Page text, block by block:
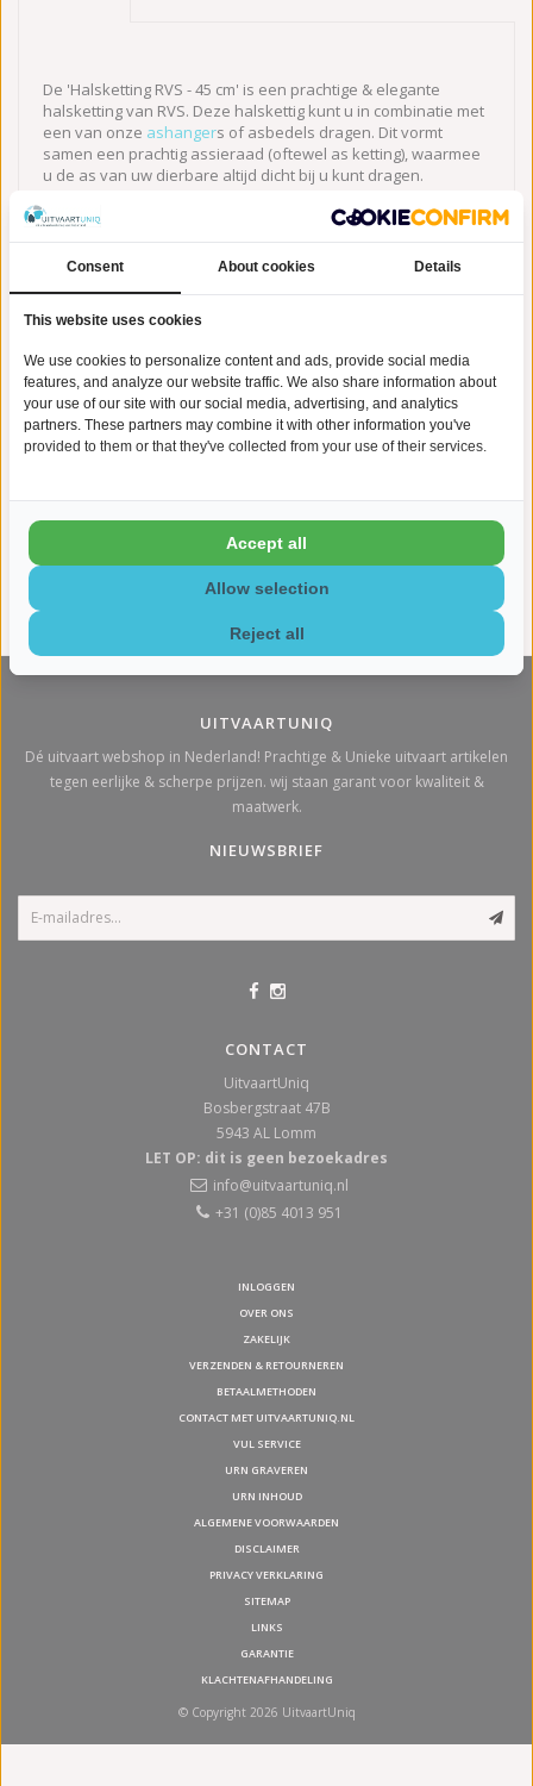
De 'Halsketting RVS - 45 cm' is een prachtige & elegante
halsketting van RVS. Deze halskettig kunt u in combinatie met
een van onze ashangers of asbedels dragen. Dit vormt
samen een prachtig assieraad (oftewel as ketting), waarmee
u de as van uw dierbare altijd dicht bij u kunt dragen.
UitvaartUniq.nl is de Nr. 1 urnen webwinkel van Nederland.
Onze webwinkel biedt een exclusieve collectie urnen en
assieraden
, met zorgvuldig geselecteerde designs die de
unieke persoonlijkheid van je geliefde weerspiegelen. Van
elegante urnen tot stijlvolle assieraden; wij begrijpen de
waarde van een tastbaar aandenken. Met onze
hoogwaardige producten en persoonlijke service bieden wij
troost en een plek om je dierbaren dichtbij te houden. Ontdek
Uitvaartuniq.nl en laat ons je helpen om een blijvende
herinnering te creëren.
UITVAARTUNIQ
Dé uitvaart webshop in Nederland! Prachtige & Unieke uitvaart artikelen
tegen eerlijke & scherpe prijzen. wij staan garant voor kwaliteit &
maatwerk.
NIEUWSBRIEF
CONTACT
UitvaartUniq
Bosbergstraat 47B
5943 AL Lomm
LET OP: dit is geen bezoekadres
info@uitvaartuniq.nl
+31 (0)85 4013 951
INLOGGEN
OVER ONS
ZAKELIJK
VERZENDEN & RETOURNEREN
BETAALMETHODEN
CONTACT MET UITVAARTUNIQ.NL
VUL SERVICE
URN GRAVEREN
URN INHOUD
ALGEMENE VOORWAARDEN
DISCLAIMER
PRIVACY VERKLARING
SITEMAP
LINKS
GARANTIE
KLACHTENAFHANDELING
© Copyright 2026 UitvaartUniq
Consent About cookies Details
This website uses cookies
We use cookies to personalize content and ads, provide social media
features, and analyze our website traffic. We also share information about
your use of our site with our social media, advertising, and analytics
partners. These partners may combine it with other information you've
provided to them or that they've collected from your use of their services.
Reject all
Allow selection
Accept all